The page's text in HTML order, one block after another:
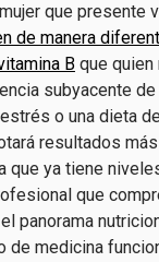
que presente
de manera
B que quien
subyacente
o una dieta
resultados
que ya tiene
que
panorama
de medicina